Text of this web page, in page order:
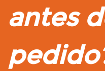
antes